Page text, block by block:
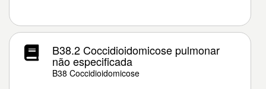
B38.2 Coccidioidomicose pulmonar
não especificada
B38 Coccidioidomicose